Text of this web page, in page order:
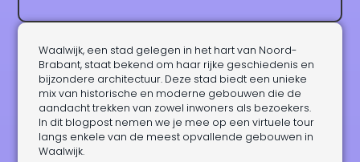
Waalwijk, een stad gelegen in het hart van Noord-
Brabant, staat bekend om haar rijke geschiedenis en
bijzondere architectuur. Deze stad biedt een unieke
mix van historische en moderne gebouwen die de
aandacht trekken van zowel inwoners als bezoekers.
In dit blogpost nemen we je mee op een virtuele tour
langs enkele van de meest opvallende gebouwen in
Waalwijk.